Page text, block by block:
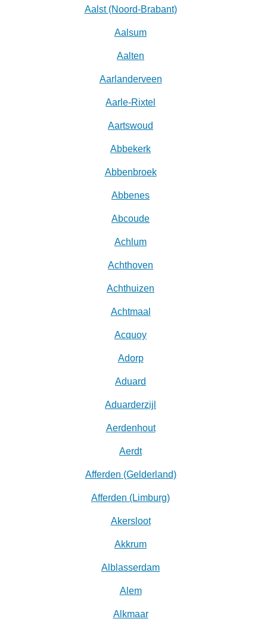
Aalst (Noord-Brabant)
Aalsum
Aalten
Aarlanderveen
Aarle-Rixtel
Aartswoud
Abbekerk
Abbenbroek
Abbenes
Abcoude
Achlum
Achthoven
Achthuizen
Achtmaal
Acquoy
Adorp
Aduard
Aduarderzijl
Aerdenhout
Aerdt
Afferden (Gelderland)
Afferden (Limburg)
Akersloot
Akkrum
Alblasserdam
Alem
Alkmaar